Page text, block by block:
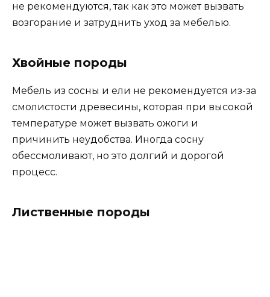
не рекомендуются, так как это может вызвать
возгорание и затруднить уход за мебелью.
Хвойные породы
Мебель из сосны и ели не рекомендуется из-за
смолистости древесины, которая при высокой
температуре может вызвать ожоги и
причинить неудобства. Иногда сосну
обессмоливают, но это долгий и дорогой
процесс.
Лиственные породы